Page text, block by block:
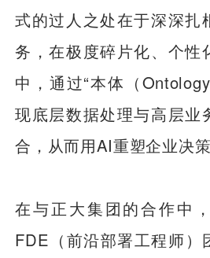
式的过人之处在于深深扎
务，在极度碎片化、个性
中，通过“本体（
现底层数据处理与高层业
合，从而用AI重塑企业决策
在与正大集团的合作中
FDE（前沿部署工程师）